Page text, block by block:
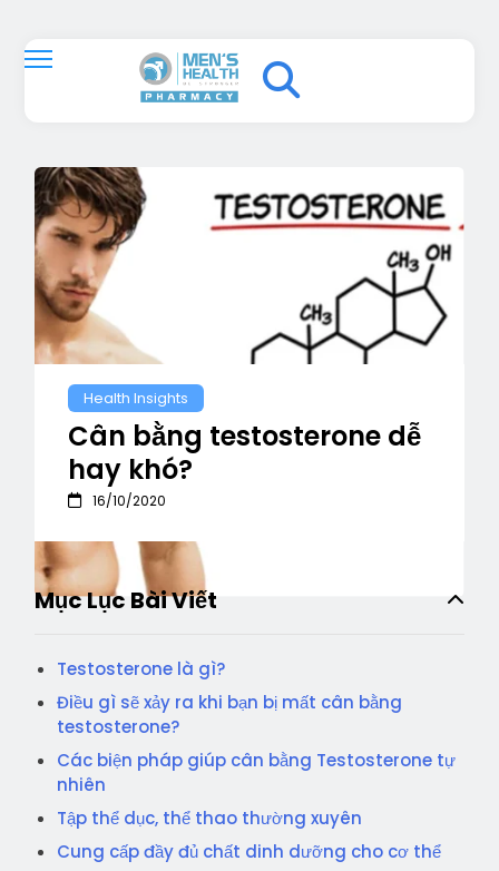
Health Insights
Cân bằng testosterone dễ
hay khó?
16/10/2020
Mục Lục Bài Viết
Testosterone là gì?
Điều gì sẽ xảy ra khi bạn bị mất cân bằng
testosterone?
Các biện pháp giúp cân bằng Testosterone tự
nhiên
Tập thể dục, thể thao thường xuyên
Cung cấp đầy đủ chất dinh dưỡng cho cơ thể